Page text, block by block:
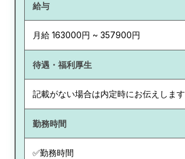
給与
月給 163000円 ~ 357900円
待遇・福利厚生
記載がない場合は内定時にお伝えします
勤務時間
✅勤務時間